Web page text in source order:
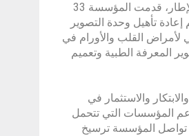
فاعلية الشراكات مع المؤسسات الطبية المتخصصة ويضمن تكامل الجهود وتحقيق أثر مستدام. وفي هذا الإطار، قدمت المؤسسة 33
تأهيل وحدة التصوير
لأمراض القلب والأورام في
العالم من خلال تطوير المعرفة الطبية وتعميم
والاستثمار في
المؤسسات التي تتحمل
تواصل المؤسسة ترسيخ